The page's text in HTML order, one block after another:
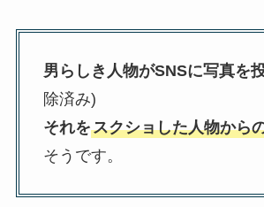
男らしき人物がSNSに写真を
除済み)
それをスクショした人物から
そうです。